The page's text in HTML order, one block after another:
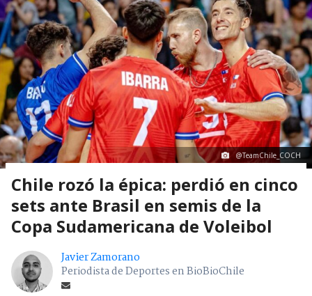
@TeamChile_COCH
Chile rozó la épica: perdió en cinco
sets ante Brasil en semis de la
Copa Sudamericana de Voleibol
Javier Zamorano
Periodista de Deportes en BioBioChile